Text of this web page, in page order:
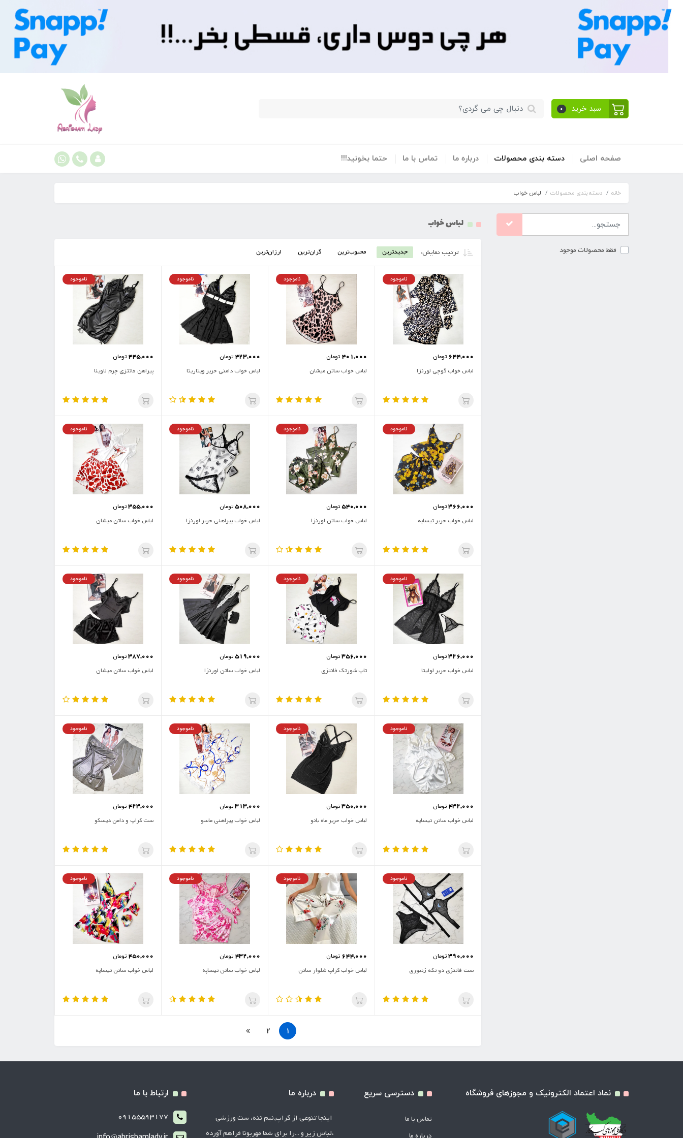
سبد خرید 0
صفحه اصلی دسته بندی محصولات ​درباره ما تماس با ما حتما بخونید!!!
خانه دسته بندی محصولات لباس خواب
فقط محصولات موجود
لباس خواب
ترتیب نمایش: جدیدترین محبوب‌ترین گران‌ترین ارزان‌ترین
644,000 تومان
ناموجود
لباس خواب گوچی لورنزا
401,000 تومان
ناموجود
لباس خواب ساتن میشان
423,000 تومان
ناموجود
لباس خواب دامنی حریر ویتاریتا
445,000 تومان
ناموجود
پیراهن فانتزی چرم لاوینا
366,000تومان
ناموجود
لباس خواب حریر تیساپه
540,000تومان
ناموجود
لباس خواب ساتن لورنزا
508,000تومان
ناموجود
لباس خواب پیراهنی حریر لورنزا
355,000تومان
ناموجود
لباس خواب ساتن میشان
326,000تومان
ناموجود
لباس خواب حریر لولیتا
356,000تومان
ناموجود
تاپ شورتک فانتزی
519,000تومان
ناموجود
لباس خواب ساتن لورنزا
387,000تومان
ناموجود
لباس خواب ساتن میشان
432,000 تومان
ناموجود
لباس خواب ساتن تیساپه
350,000تومان
ناموجود
لباس خواب حریر ماه بانو
313,000تومان
ناموجود
لباس خواب پیراهنی ماسو
423,000 تومان
ناموجود
ست کراپ و دامن دیسکو
390,000تومان
ناموجود
ست فانتزی دو‌ تکه زنبوری
644,000 تومان
ناموجود
لباس خواب کراپ شلوار ساتن
432,000 تومان
ناموجود
لباس خواب ساتن تیساپه
450,000 تومان
ناموجود
لباس خواب ساتن تیساپه
1
2
نماد اعتماد الکترونیک و مجوزهای فروشگاه دسترسی سریع
تماس با ما
درباره ما
درباره ما
اینجا تنوعی از کراپ,نیم تنه، ست ورزشی
،لباس زیر و ...را برای شما مهربونا فراهم آورده
ارتباط با ما
09155593177